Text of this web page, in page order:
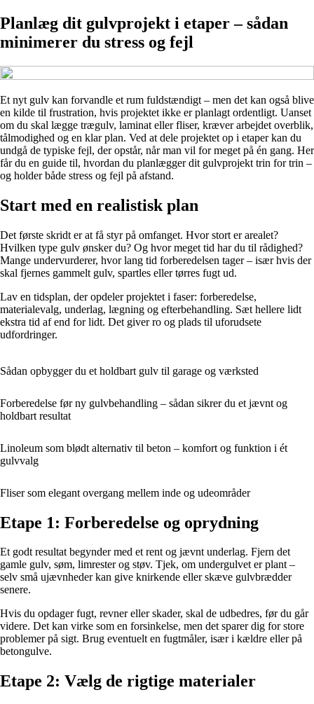
Planlæg dit gulvprojekt i etaper – sådan
minimerer du stress og fejl
Et nyt gulv kan forvandle et rum fuldstændigt – men det kan også blive
en kilde til frustration, hvis projektet ikke er planlagt ordentligt. Uanset
om du skal lægge trægulv, laminat eller fliser, kræver arbejdet overblik,
tålmodighed og en klar plan. Ved at dele projektet op i etaper kan du
undgå de typiske fejl, der opstår, når man vil for meget på én gang. Her
får du en guide til, hvordan du planlægger dit gulvprojekt trin for trin –
og holder både stress og fejl på afstand.
Start med en realistisk plan
Det første skridt er at få styr på omfanget. Hvor stort er arealet?
Hvilken type gulv ønsker du? Og hvor meget tid har du til rådighed?
Mange undervurderer, hvor lang tid forberedelsen tager – især hvis der
skal fjernes gammelt gulv, spartles eller tørres fugt ud.
Lav en tidsplan, der opdeler projektet i faser: forberedelse,
materialevalg, underlag, lægning og efterbehandling. Sæt hellere lidt
ekstra tid af end for lidt. Det giver ro og plads til uforudsete
udfordringer.
Sådan opbygger du et holdbart gulv til garage og værksted
Forberedelse før ny gulvbehandling – sådan sikrer du et jævnt og
holdbart resultat
Linoleum som blødt alternativ til beton – komfort og funktion i ét
gulvvalg
Fliser som elegant overgang mellem inde og udeområder
Etape 1: Forberedelse og oprydning
Et godt resultat begynder med et rent og jævnt underlag. Fjern det
gamle gulv, søm, limrester og støv. Tjek, om undergulvet er plant –
selv små ujævnheder kan give knirkende eller skæve gulvbrædder
senere.
Hvis du opdager fugt, revner eller skader, skal de udbedres, før du går
videre. Det kan virke som en forsinkelse, men det sparer dig for store
problemer på sigt. Brug eventuelt en fugtmåler, især i kældre eller på
betongulve.
Etape 2: Vælg de rigtige materialer